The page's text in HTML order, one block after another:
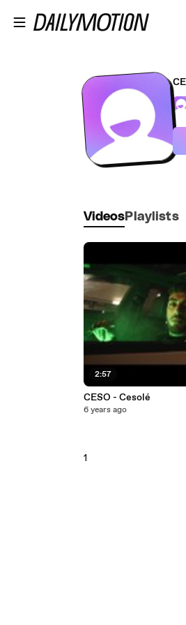
Videos Playlists
2:57
CESO - Cesolé
6 years ago
1